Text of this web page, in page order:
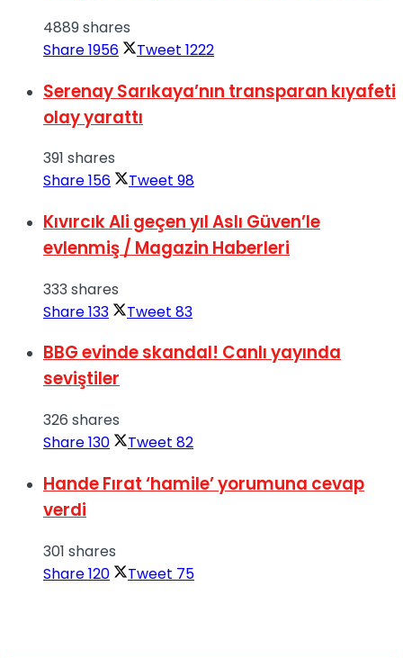
4889 shares
Share1956 Tweet 1222
Serenay Sarıkaya’nın transparan kıyafeti
olay yarattı
391 shares
Share156 Tweet 98
Kıvırcık Ali geçen yıl Aslı Güven’le
evlenmiş / Magazin Haberleri
333 shares
Share133 Tweet 83
BBG evinde skandal! Canlı yayında
seviştiler
326 shares
Share130 Tweet 82
Hande Fırat ‘hamile’ yorumuna cevap
verdi
301 shares
Share120 Tweet 75